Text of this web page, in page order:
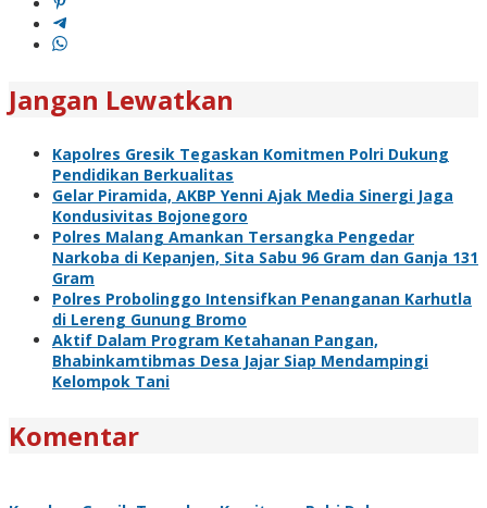
Jangan Lewatkan
Kapolres Gresik Tegaskan Komitmen Polri Dukung
Pendidikan Berkualitas
Gelar Piramida, AKBP Yenni Ajak Media Sinergi Jaga
Kondusivitas Bojonegoro
Polres Malang Amankan Tersangka Pengedar
Narkoba di Kepanjen, Sita Sabu 96 Gram dan Ganja 131
Gram
Polres Probolinggo Intensifkan Penanganan Karhutla
di Lereng Gunung Bromo
Aktif Dalam Program Ketahanan Pangan,
Bhabinkamtibmas Desa Jajar Siap Mendampingi
Kelompok Tani
Komentar